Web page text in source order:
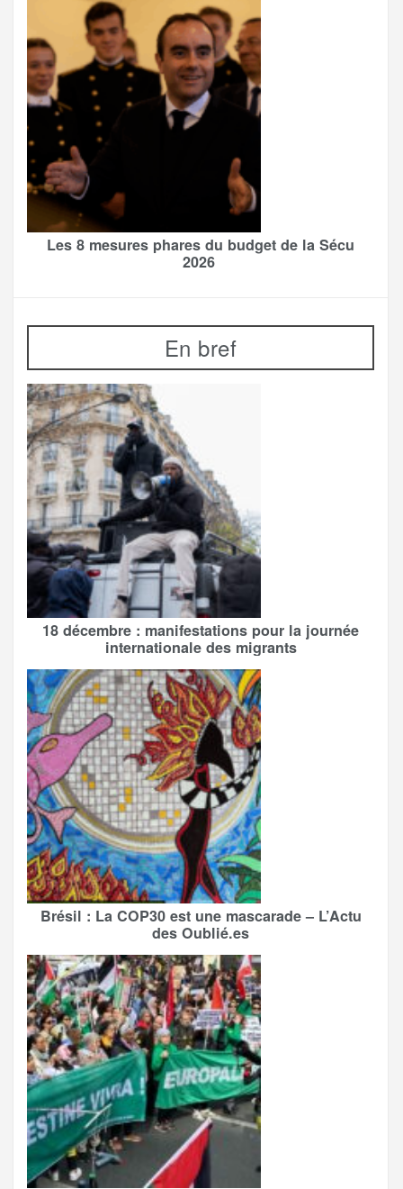
Les 8 mesures phares du budget de la Sécu
2026
En bref
18 décembre : manifestations pour la journée
internationale des migrants
Brésil : La COP30 est une mascarade – L’Actu
des Oublié.es